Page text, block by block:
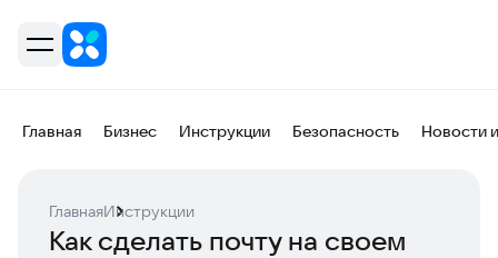
Главная Бизнес Инструкции Безопасность Новости
ГлавнаяИнструкции
Как сделать почту на своем